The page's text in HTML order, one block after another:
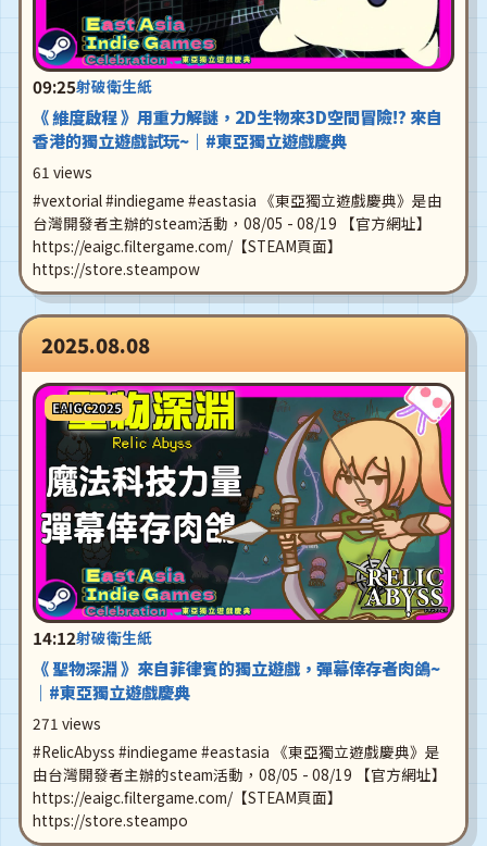
09:25射破衛生紙
《 維度啟程 》用重力解謎，2D生物來3D空間冒險!? 來自
香港的獨立遊戲試玩~｜#東亞獨立遊戲慶典
61 views
#vextorial #indiegame #eastasia 《東亞獨立遊戲慶典》是由
台灣開發者主辦的steam活動，08/05 - 08/19 【官方網址】
https://eaigc.filtergame.com/【STEAM頁面】
https://store.steampow
2025.08.08
EAIGC2025
14:12射破衛生紙
《 聖物深淵 》來自菲律賓的獨立遊戲，彈幕倖存者肉鴿~
｜#東亞獨立遊戲慶典
271 views
#RelicAbyss #indiegame #eastasia 《東亞獨立遊戲慶典》是
由台灣開發者主辦的steam活動，08/05 - 08/19 【官方網址】
https://eaigc.filtergame.com/【STEAM頁面】
https://store.steampo